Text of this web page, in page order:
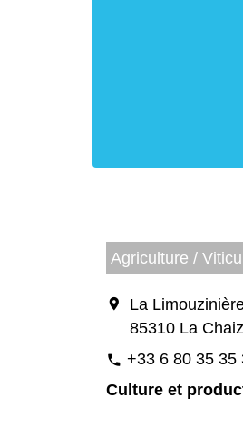
Agriculture /
location_on
La
85310 La
phone +33 6 80 35 35
Culture et